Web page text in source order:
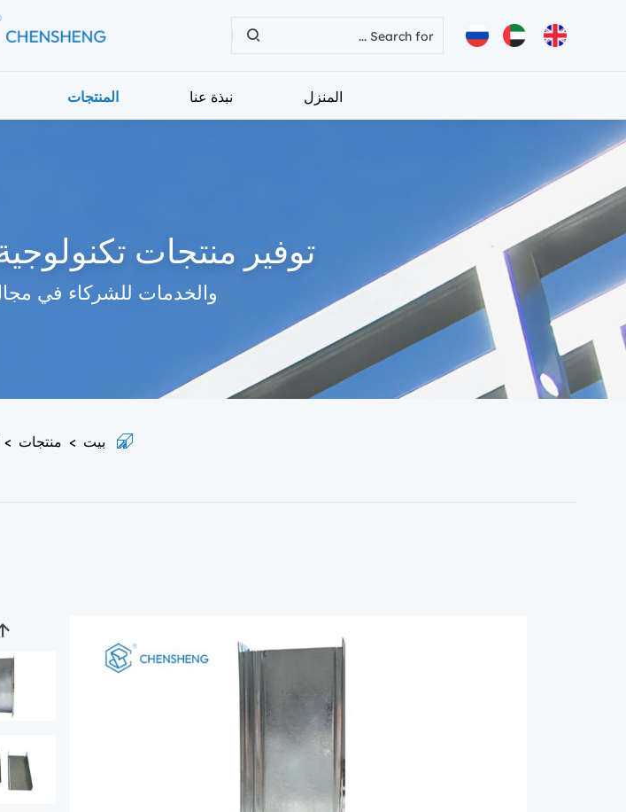
المنزل نبذة عنا المنتجات
توفير منتجات
والخدمات للشركاء في
بيت > منتجات >